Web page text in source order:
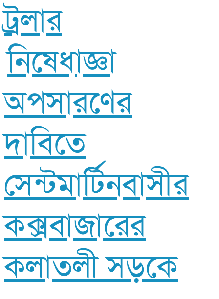
ট্রলার
নিষেধাজ্ঞা
অপসারণের
দাবিতে
সেন্টমার্টিনবাসীর
কক্সবাজারের
কলাতলী সড়কে